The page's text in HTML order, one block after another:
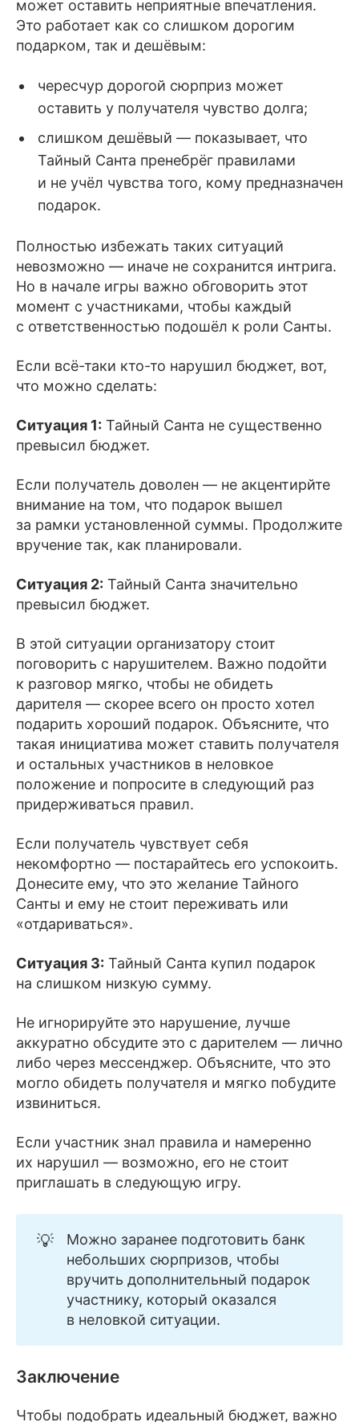
может оставить неприятные впечатления.
Это работает как со слишком дорогим
подарком, так и дешёвым:
чересчур дорогой сюрприз может
оставить у получателя чувство долга;
слишком дешёвый — показывает, что
Тайный Санта пренебрёг правилами
и не учёл чувства того, кому предназначен
подарок.
Полностью избежать таких ситуаций
невозможно — иначе не сохранится интрига.
Но в начале игры важно обговорить этот
момент с участниками, чтобы каждый
с ответственностью подошёл к роли Санты.
Если всё-таки кто-то нарушил бюджет, вот,
что можно сделать:
Ситуация 1: Тайный Санта не существенно
превысил бюджет.
Если получатель доволен — не акцентирйте
внимание на том, что подарок вышел
за рамки установленной суммы. Продолжите
вручение так, как планировали.
Ситуация 2: Тайный Санта значительно
превысил бюджет.
В этой ситуации организатору стоит
поговорить с нарушителем. Важно подойти
к разговор мягко, чтобы не обидеть
дарителя — скорее всего он просто хотел
подарить хороший подарок. Объясните, что
такая инициатива может ставить получателя
и остальных участников в неловкое
положение и попросите в следующий раз
придерживаться правил.
Если получатель чувствует себя
некомфортно — постарайтесь его успокоить.
Донесите ему, что это желание Тайного
Санты и ему не стоит переживать или
«отдариваться».
Ситуация 3: Тайный Санта купил подарок
на слишком низкую сумму.
Не игнорируйте это нарушение, лучше
аккуратно обсудите это с дарителем — лично
либо через мессенджер. Объясните, что это
могло обидеть получателя и мягко побудите
извиниться.
Если участник знал правила и намеренно
их нарушил — возможно, его не стоит
приглашать в следующую игру.
💡
Можно заранее подготовить банк
небольших сюрпризов, чтобы
вручить дополнительный подарок
участнику, который оказался
в неловкой ситуации.
Заключение
Чтобы подобрать идеальный бюджет, важно